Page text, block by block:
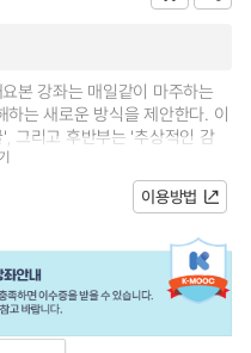
본 강좌는 매일같이 마주하는
는 새로운 방식을 제안한다. 이
그리고 후반부는 '추상적인 감
이용방법